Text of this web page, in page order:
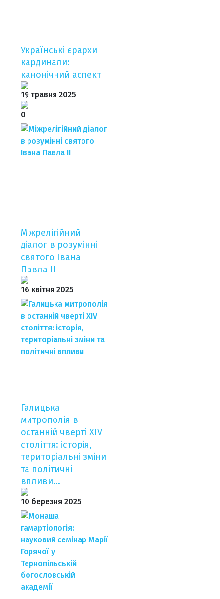
Українські єрархи
кардинали:
канонічний аспект
19 травня 2025
0
Міжрелігійний
діалог в розумінні
святого Івана
Павла ІІ
16 квітня 2025
Галицька
митрополія в
останній чверті XIV
століття: історія,
територіальні зміни
та політичні
впливи...
10 березня 2025